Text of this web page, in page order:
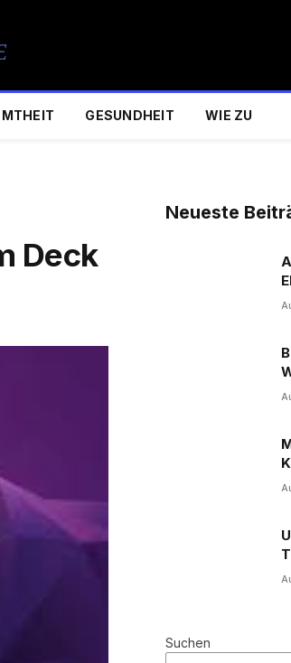
GESUNDHEIT WIE ZU
Deck
Neueste
Suchen